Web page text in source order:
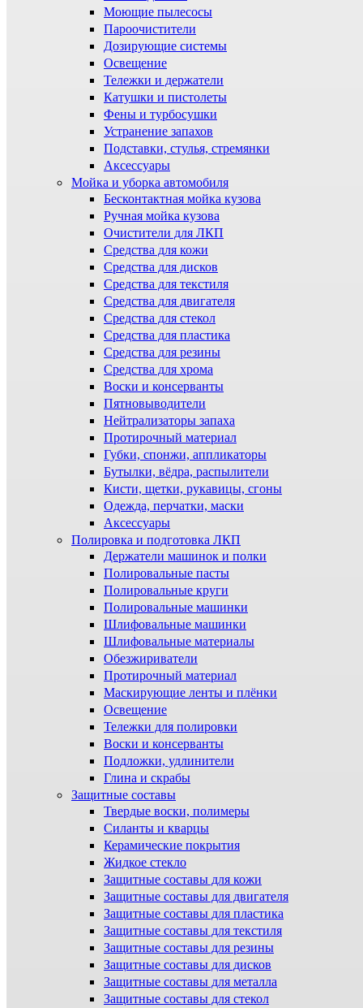
Моющие пылесосы
Пароочистители
Дозирующие системы
Освещение
Тележки и держатели
Катушки и пистолеты
Фены и турбосушки
Устранение запахов
Подставки, стулья, стремянки
Аксессуары
Мойка и уборка автомобиля
Бесконтактная мойка кузова
Ручная мойка кузова
Очистители для ЛКП
Средства для кожи
Средства для дисков
Средства для текстиля
Средства для двигателя
Средства для стекол
Средства для пластика
Средства для резины
Средства для хрома
Воски и консерванты
Пятновыводители
Нейтрализаторы запаха
Протирочный материал
Губки, спонжи, аппликаторы
Бутылки, вёдра, распылители
Кисти, щетки, рукавицы, сгоны
Одежда, перчатки, маски
Аксессуары
Полировка и подготовка ЛКП
Держатели машинок и полки
Полировальные пасты
Полировальные круги
Полировальные машинки
Шлифовальные машинки
Шлифовальные материалы
Обезжириватели
Протирочный материал
Маскирующие ленты и плёнки
Освещение
Тележки для полировки
Воски и консерванты
Подложки, удлинители
Глина и скрабы
Защитные составы
Твердые воски, полимеры
Силанты и кварцы
Керамические покрытия
Жидкое стекло
Защитные составы для кожи
Защитные составы для двигателя
Защитные составы для пластика
Защитные составы для текстиля
Защитные составы для резины
Защитные составы для дисков
Защитные составы для металла
Защитные составы для стекол